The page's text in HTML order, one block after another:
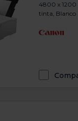
4800 x 1200
tinta, Blanco